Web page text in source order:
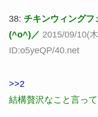
38: チキンウィングフ
(^o^)／ 2015/09/10(
ID:o5yeQP/40.net
>>2
結構贅沢なこと言っ